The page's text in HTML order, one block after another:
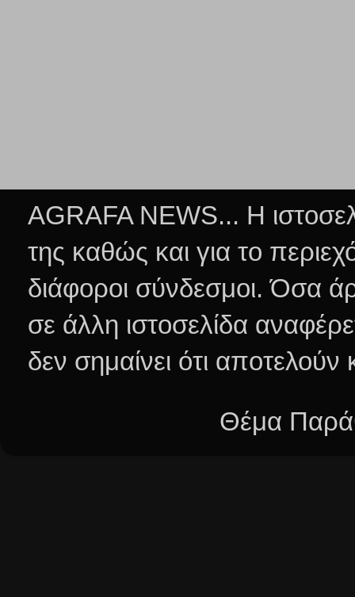
AGRAFA NEWS... Η
της καθώς και για το
διάφοροι σύνδεσμοι.Όσα
σε άλλη ιστοσελίδα
δεν σημαίνει ότι
Θέμα